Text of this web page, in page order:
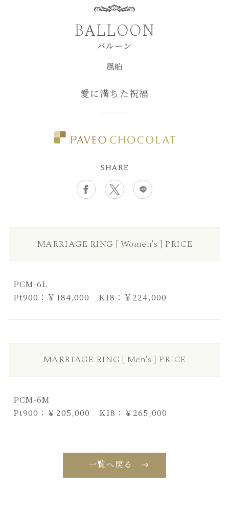
BALLOON
バルーン
風船
愛に満ちた祝福
SHARE
MARRIAGE RING [ Women's ] PRICE
PCM-6L
Pt900：￥184,000 K18：￥224,000
MARRIAGE RING [ Men's ] PRICE
PCM-6M
Pt900：￥205,000 K18：￥265,000
一覧へ戻る